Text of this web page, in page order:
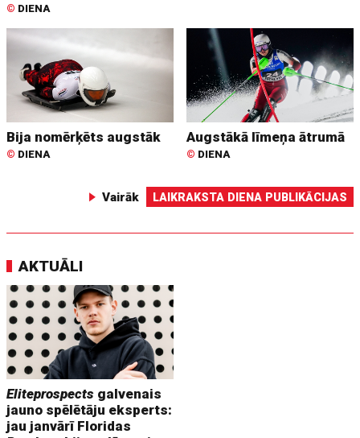
© DIENA
Bija nomērķēts augstāk
© DIENA
Augstākā līmeņa ātrumā
© DIENA
Vairāk LAIKRAKSTA DIENA PUBLIKĀCIJAS
AKTUĀLI
Eliteprospects galvenais
jauno spēlētāju eksperts:
jau janvārī Floridas